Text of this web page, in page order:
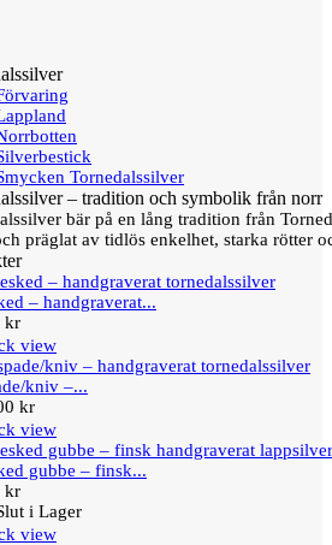
Tornedalssilver
– tradition och symbolik från norr
bär på en lång tradition från
präglat av tidlös enkelhet, starka rötter
– handgraverat...
kr
view
kniv –...
kr
view
gubbe – finsk...
kr
i Lager
view